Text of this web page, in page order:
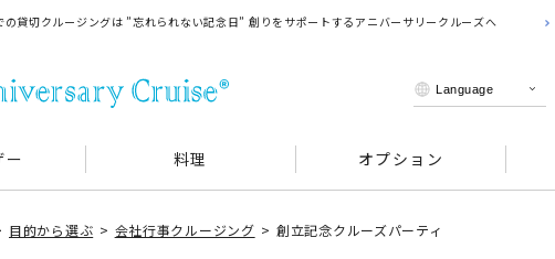
貸切クルージングは ”忘れられない記念日” 創りをサポートするアニバーサリークルーズへ
ー 料理 オプション
目的から選ぶ 会社行事クルージング 創立記念クルーズパーティ